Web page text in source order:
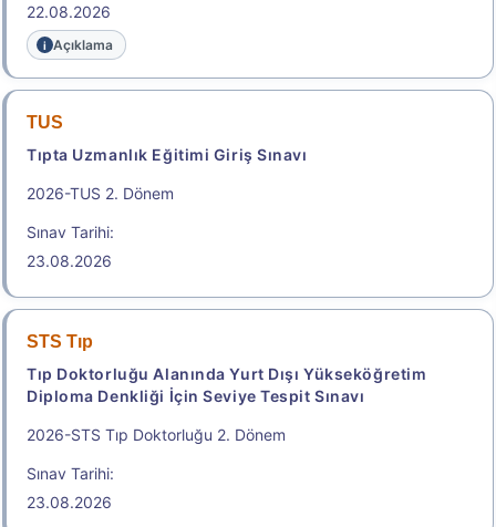
22.08.2026
Açıklama
TUS
Tıpta Uzmanlık Eğitimi Giriş Sınavı
2026-TUS 2. Dönem
Sınav Tarihi:
23.08.2026
STS Tıp
Tıp Doktorluğu Alanında Yurt Dışı Yükseköğretim
Diploma Denkliği İçin Seviye Tespit Sınavı
2026-STS Tıp Doktorluğu 2. Dönem
Sınav Tarihi:
23.08.2026